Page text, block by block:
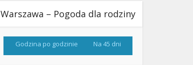
Warszawa – Pogoda dla rodziny
Godzina po godzinie Na 45 dni